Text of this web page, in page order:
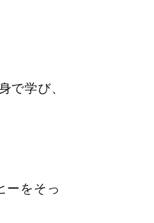
で学び、
ーをそっ